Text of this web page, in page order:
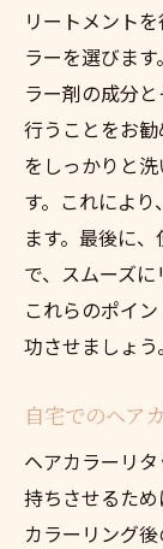
リートメント
ラーを選びま
ラー剤の成分
行うことをお
をしっかりと
す。これによ
ます。最後に
で、スムーズに
これらのポイ
功させましょう。
自宅でのヘア
ヘアカラーリ
持ちさせるため
カラーリング